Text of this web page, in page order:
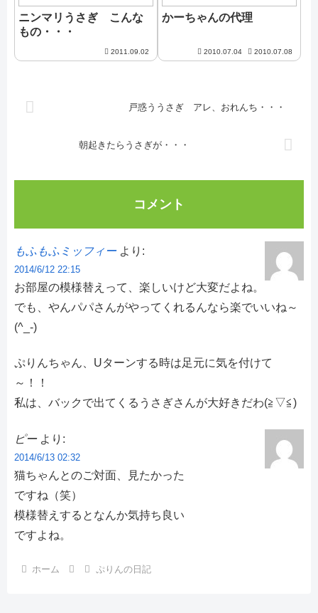
ニンマリうさぎ こんな
もの・・・
2011.09.02
かーちゃんの代理
2010.07.04 2010.07.08
戸惑ううさぎ アレ、おれんち・・・
朝起きたらうさぎが・・・
コメント
もふもふミッフィー より:
2014/6/12 22:15
お部屋の模様替えって、楽しいけど大変だよね。
でも、やんパパさんがやってくれるんなら楽でいいね～
(^_-)
ぷりんちゃん、Uターンする時は足元に気を付けて
～！！
私は、バックで出てくるうさぎさんが大好きだわ(≧▽≦)
ピー より:
2014/6/13 02:32
猫ちゃんとのご対面、見たかった
ですね（笑）
模様替えするとなんか気持ち良い
ですよね。
ホーム ぷりんの日記